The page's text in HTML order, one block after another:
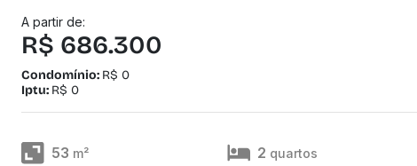
A partir de:
R$ 686.300
Condomínio: R$ 0
Iptu: R$ 0
53 m² 2 quartos